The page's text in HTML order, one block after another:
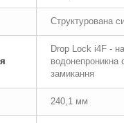
Структурована
Drop Lock i4F -
водонепроникна
замикання
240,1 мм